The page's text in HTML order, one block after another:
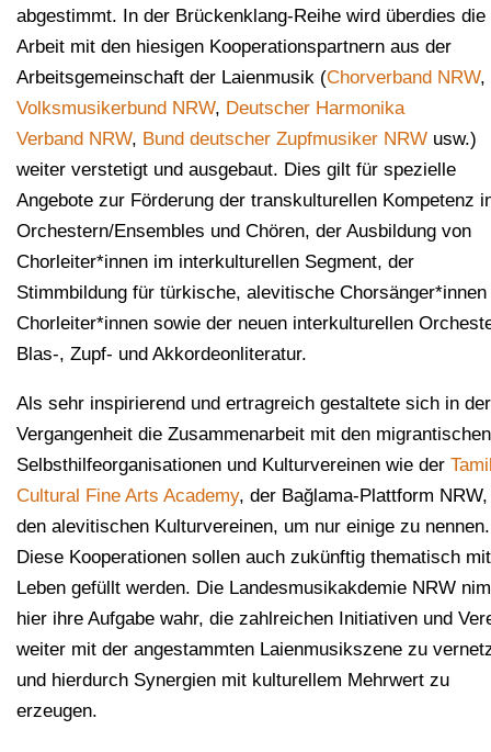
abgestimmt. In der Brückenklang-Reihe wird überdies die
Arbeit mit den hiesigen Kooperationspartnern aus der
Arbeitsgemeinschaft der Laienmusik (Chorverband NRW,
Volksmusikerbund NRW, Deutscher Harmonika
Verband NRW, Bund deutscher Zupfmusiker NRW usw.)
weiter verstetigt und ausgebaut. Dies gilt für spezielle
Angebote zur Förderung der transkulturellen Kompetenz
Orchestern/Ensembles und Chören, der Ausbildung von
Chorleiter*innen im interkulturellen Segment, der
Stimmbildung für türkische, alevitische Chorsänger*innen
Chorleiter*innen sowie der neuen interkulturellen
Blas-, Zupf- und Akkordeonliteratur.
Als sehr inspirierend und ertragreich gestaltete sich in der
Vergangenheit die Zusammenarbeit mit den migrantischen
Selbsthilfeorganisationen und Kulturvereinen wie der
Cultural Fine Arts Academy, der Bağlama-Plattform NRW,
den alevitischen Kulturvereinen, um nur einige zu nennen.
Diese Kooperationen sollen auch zukünftig thematisch mit
Leben gefüllt werden. Die Landesmusikakdemie NRW
hier ihre Aufgabe wahr, die zahlreichen Initiativen und
weiter mit der angestammten Laienmusikszene zu
und hierdurch Synergien mit kulturellem Mehrwert zu
erzeugen.